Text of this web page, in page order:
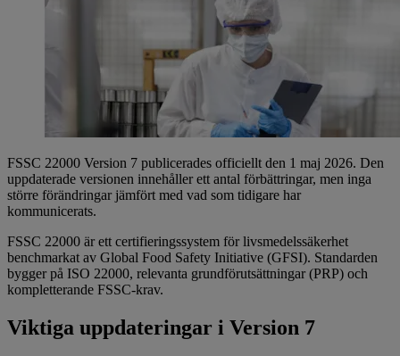
FSSC 22000 Version 7 publicerades officiellt den 1 maj 2026. Den
uppdaterade versionen innehåller ett antal förbättringar, men inga
större förändringar jämfört med vad som tidigare har
kommunicerats.
FSSC 22000 är ett certifieringssystem för livsmedelssäkerhet
benchmarkat av Global Food Safety Initiative (GFSI). Standarden
bygger på ISO 22000, relevanta grundförutsättningar (PRP) och
kompletterande FSSC‑krav.
Viktiga uppdateringar i Version 7